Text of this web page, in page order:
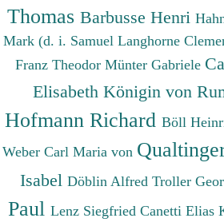
Thomas Barbusse Henri
Mark (d. i. Samuel Langhorne
Franz Theodor Münter Gabriele
Elisabeth Königin von
Hofmann Richard Böll
Weber Carl Maria von
Isabel Döblin Alfred Troller
Paul Lenz Siegfried Canetti Elias